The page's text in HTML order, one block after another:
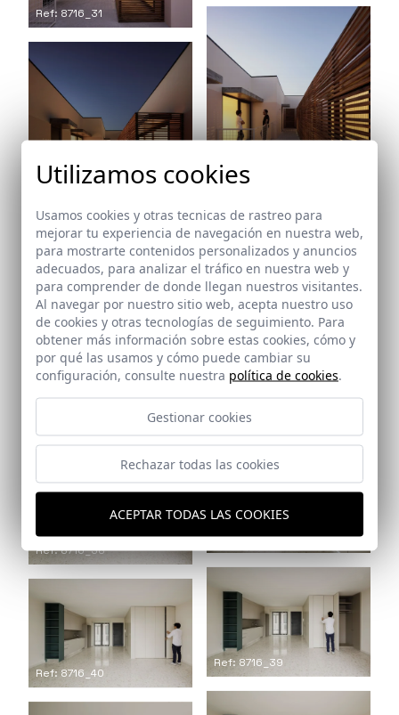
Ref: 8716_31
Ref: 8716_34
Ref: 8716_35
Ref: 8716_37
Ref: 8716_38
Ref: 8716_39
Ref: 8716_40
Utilizamos cookies
Usamos cookies y otras tecnicas de rastreo para
mejorar tu experiencia de navegación en nuestra web,
para mostrarte contenidos personalizados y anuncios
adecuados, para analizar el tráfico en nuestra web y
para comprender de donde llegan nuestros visitantes.
Al navegar por nuestro sitio web, acepta nuestro uso
de cookies y otras tecnologías de seguimiento. Para
obtener más información sobre estas cookies, cómo y
por qué las usamos y cómo puede cambiar su
configuración, consulte nuestra política de cookies.
Gestionar cookies
Rechazar todas las cookies
ACEPTAR TODAS LAS COOKIES